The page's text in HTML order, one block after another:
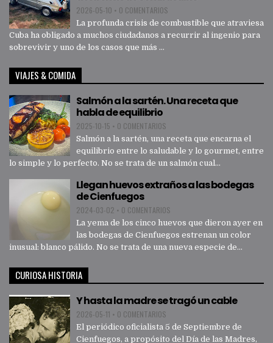
2026-05-10 • 0 COMENTARIOS
La profunda crisis de combustible que atraviesa
Cuba ha obligado a muchos ciudadanos a recurrir al ingenio para
sobrevivir y uno de los casos que más ...
VIAJES & COMIDA
Salmón a la sartén. Una receta que
habla de equilibrio
2025-10-15 • 0 COMENTARIOS
Salmón a la sartén, una receta que encarna el
equilibrio entre lo saludable y lo gourmet, entre
lo simple y lo perfecto. No se trata de un salmón cual...
Llegan huevos extraños a las bodegas
de Cienfuegos
2024-03-02 • 0 COMENTARIOS
La yema de los cinco huevos que dieron ayer en
las bodegas de Cienfuegos estrenan un color
inusual: blanco pálido. No se trata de una nueva especie de...
CURIOSA HISTORIA
Y hasta la madre se tragó un cable
2026-05-11 • 0 COMENTARIOS
El periódico oficialista 5 de Septiembre de
Cienfuegos, a propósito del Día de las Madres,